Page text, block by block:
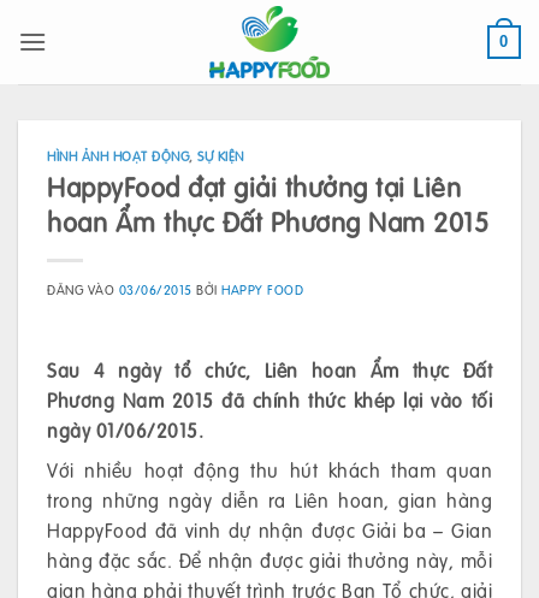
qua
0
HÌNH ẢNH HOẠT ĐỘNG, SỰ KIỆN
HappyFood đạt giải thưởng tại Liên
hoan Ẩm thực Đất Phương Nam 2015
ĐĂNG VÀO 03/06/2015 BỞIHAPPY FOOD
Sau 4 ngày tổ chức, Liên hoan Ẩm thực Đất
Phương Nam 2015 đã chính thức khép lại vào tối
ngày 01/06/2015.
Với nhiều hoạt động thu hút khách tham quan
trong những ngày diễn ra Liên hoan, gian hàng
HappyFood đã vinh dự nhận được Giải ba – Gian
hàng đặc sắc. Để nhận được giải thưởng này, mỗi
gian hàng phải thuyết trình trước Ban Tổ chức, giải